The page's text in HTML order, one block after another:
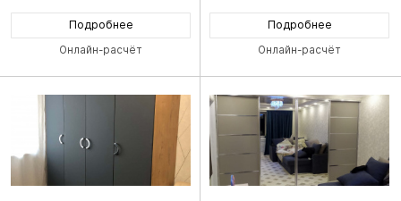
Подробнее
Онлайн-расчёт
Подробнее
Онлайн-расчёт